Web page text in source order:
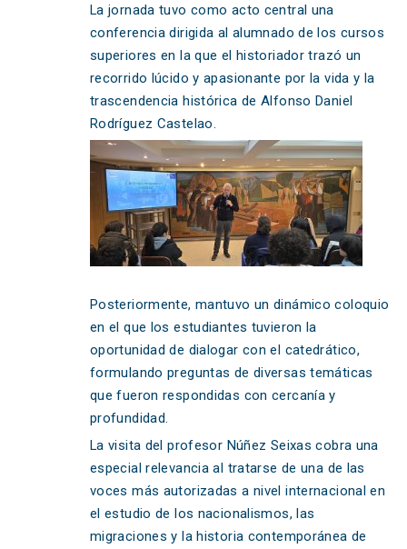
La jornada tuvo como acto central una
conferencia dirigida al alumnado de los cursos
superiores en la que el historiador trazó un
recorrido lúcido y apasionante por la vida y la
trascendencia histórica de Alfonso Daniel
Rodríguez Castelao.
Posteriormente, mantuvo un dinámico coloquio
en el que los estudiantes tuvieron la
oportunidad de dialogar con el catedrático,
formulando preguntas de diversas temáticas
que fueron respondidas con cercanía y
profundidad.
La visita del profesor Núñez Seixas cobra una
especial relevancia al tratarse de una de las
voces más autorizadas a nivel internacional en
el estudio de los nacionalismos, las
migraciones y la historia contemporánea de